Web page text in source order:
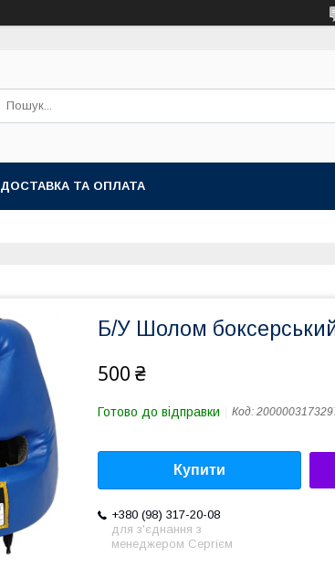
ДОСТАВКА ТА ОПЛАТА
Б/У Шолом
500 ₴
Готово до відправки Код:
Купити
+380 (98) 317-20-08
для з'єднання з
менеджером Сергієм